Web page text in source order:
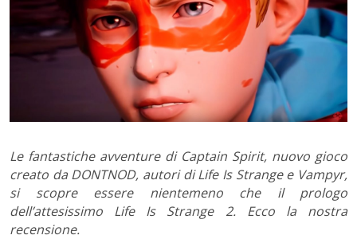
Le fantastiche avventure di Captain Spirit, nuovo gioco
creato da DONTNOD, autori di Life Is Strange e Vampyr,
si scopre essere nientemeno che il prologo
dell’attesissimo Life Is Strange 2. Ecco la nostra
recensione.